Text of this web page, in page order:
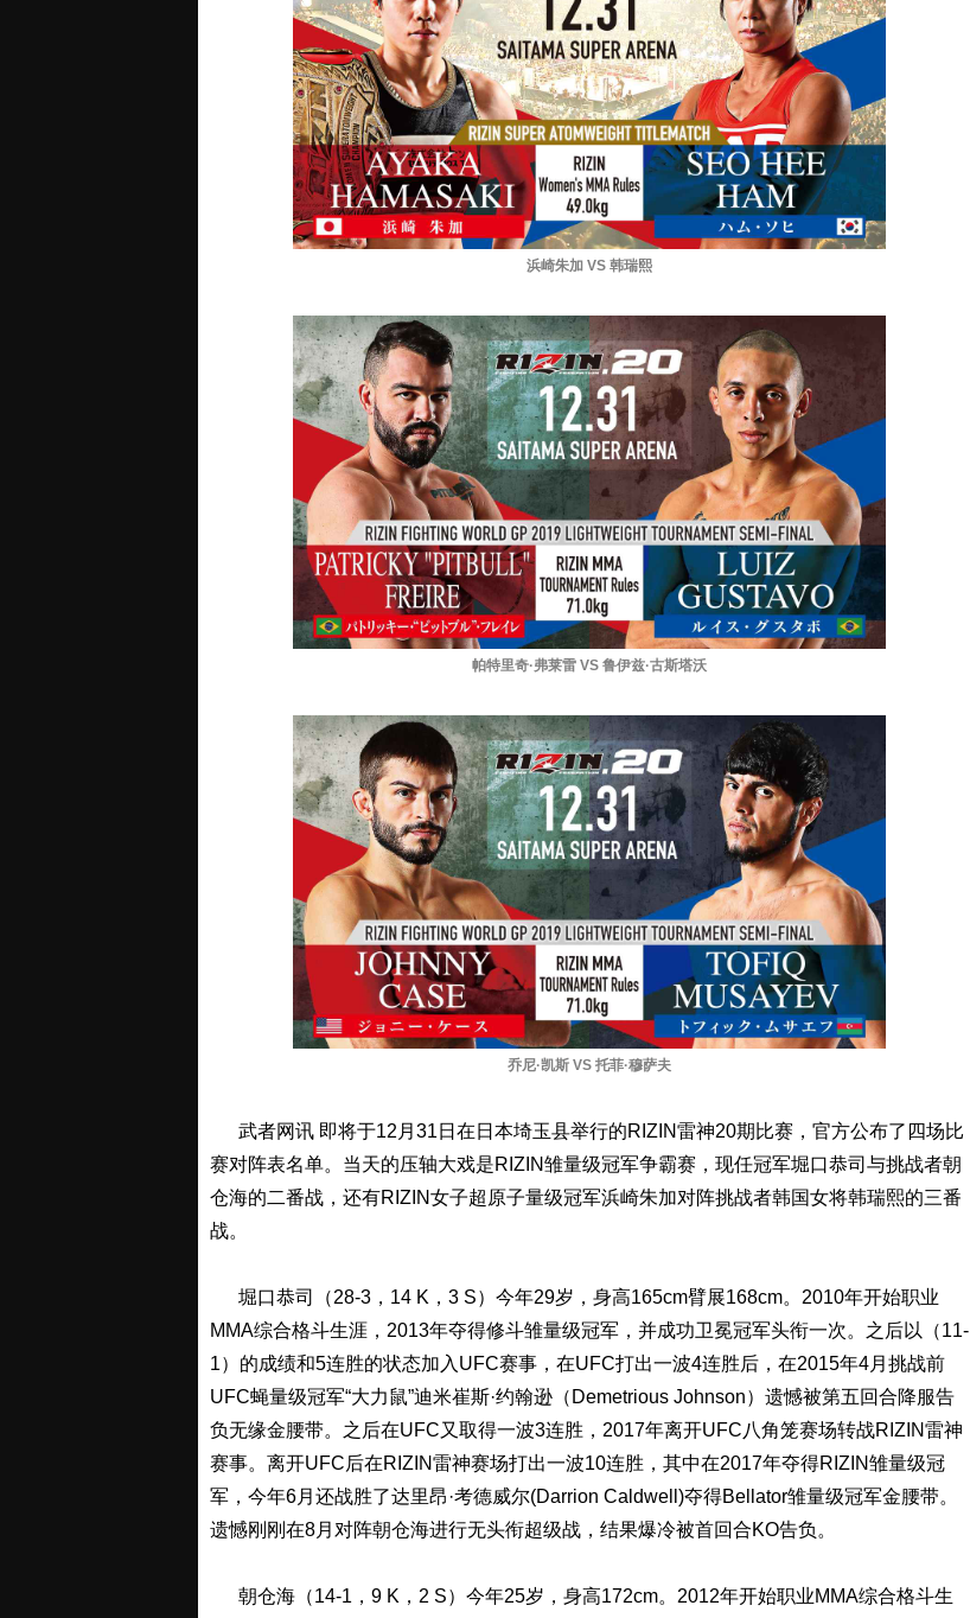
浜崎朱加 VS 韩瑞熙
帕特里奇·弗莱雷 VS 鲁伊兹·古斯塔沃
乔尼·凯斯 VS 托菲·穆萨夫
武者网讯 即将于12月31日在日本埼玉县举行的RIZIN雷神20期比赛，官方公布了四场比
赛对阵表名单。当天的压轴大戏是RIZIN雏量级冠军争霸赛，现任冠军堀口恭司与挑战者朝
仓海的二番战，还有RIZIN女子超原子量级冠军浜崎朱加对阵挑战者韩国女将韩瑞熙的三番
战。
堀口恭司（28-3，14 K，3 S）今年29岁，身高165cm臂展168cm。2010年开始职业
MMA综合格斗生涯，2013年夺得修斗雏量级冠军，并成功卫冕冠军头衔一次。之后以（11-
1）的成绩和5连胜的状态加入UFC赛事，在UFC打出一波4连胜后，在2015年4月挑战前
UFC蝇量级冠军“大力鼠”迪米崔斯·约翰逊（Demetrious Johnson）遗憾被第五回合降服告
负无缘金腰带。之后在UFC又取得一波3连胜，2017年离开UFC八角笼赛场转战RIZIN雷神
赛事。离开UFC后在RIZIN雷神赛场打出一波10连胜，其中在2017年夺得RIZIN雏量级冠
军，今年6月还战胜了达里昂·考德威尔(Darrion Caldwell)夺得Bellator雏量级冠军金腰带。
遗憾刚刚在8月对阵朝仓海进行无头衔超级战，结果爆冷被首回合KO告负。
朝仓海（14-1，9 K，2 S）今年25岁，身高172cm。2012年开始职业MMA综合格斗生